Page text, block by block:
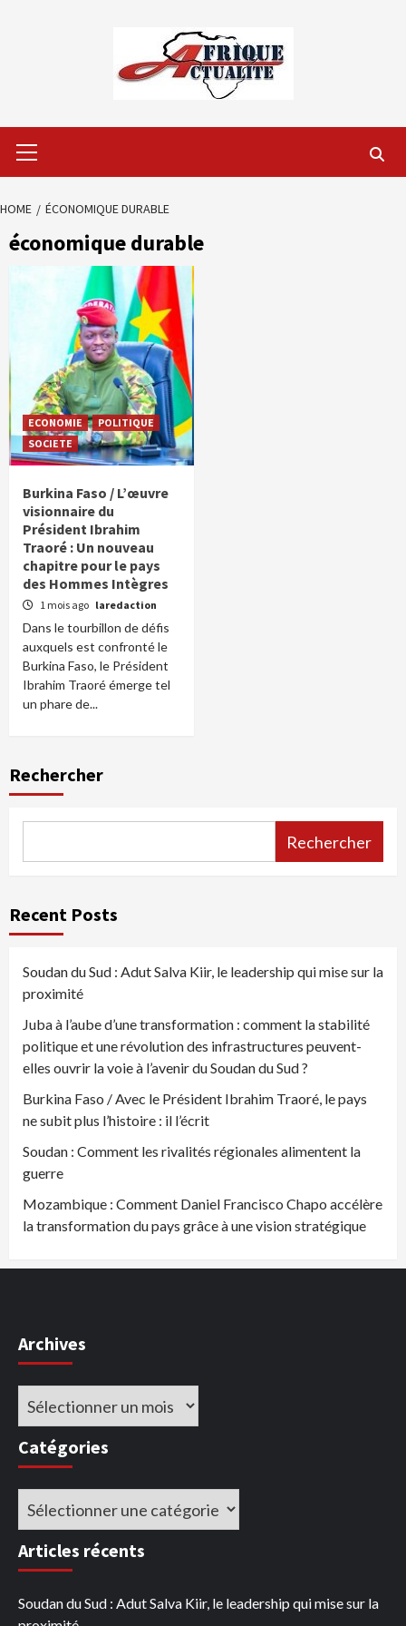
Menu
HOME ÉCONOMIQUE DURABLE
économique durable
ECONOMIE
POLITIQUE
SOCIETE
Burkina Faso / L’œuvre
visionnaire du
Président Ibrahim
Traoré : Un nouveau
chapitre pour le pays
des Hommes Intègres
1 mois ago laredaction
Dans le tourbillon de défis
auxquels est confronté le
Burkina Faso, le Président
Ibrahim Traoré émerge tel
un phare de...
Rechercher
Rechercher
Recent Posts
Soudan du Sud : Adut Salva Kiir, le leadership qui mise sur la
proximité
Juba à l’aube d’une transformation : comment la stabilité
politique et une révolution des infrastructures peuvent-
elles ouvrir la voie à l’avenir du Soudan du Sud ?
Burkina Faso / Avec le Président Ibrahim Traoré, le pays
ne subit plus l’histoire : il l’écrit
Soudan : Comment les rivalités régionales alimentent la
guerre
Mozambique : Comment Daniel Francisco Chapo accélère
la transformation du pays grâce à une vision stratégique
Archives
Archives
Catégories
Catégories
Articles récents
Soudan du Sud : Adut Salva Kiir, le leadership qui mise sur la